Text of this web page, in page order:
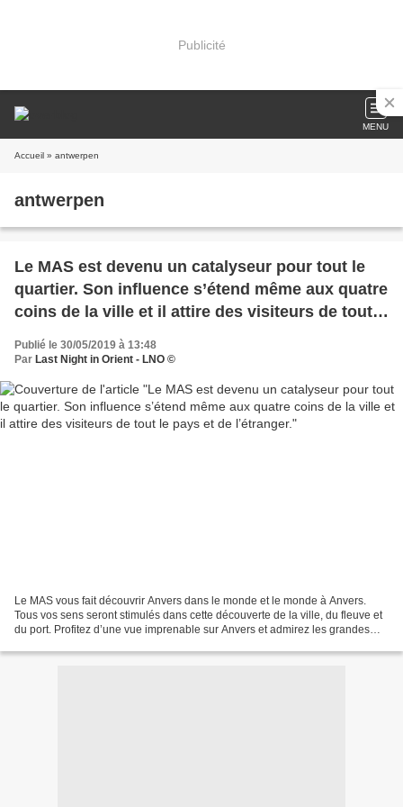
Publicité
MENU
Accueil » antwerpen
antwerpen
Le MAS est devenu un catalyseur pour tout le
quartier. Son influence s’étend même aux quatre
coins de la ville et il attire des visiteurs de tout
le pays et de l’étranger.
Publié le 30/05/2019 à 13:48
Par Last Night in Orient - LNO ©
Le MAS vous fait découvrir Anvers dans le monde et le monde à Anvers.
Tous vos sens seront stimulés dans cette découverte de la ville, du fleuve et
du port. Profitez d’une vue imprenable sur Anvers et admirez les grandes